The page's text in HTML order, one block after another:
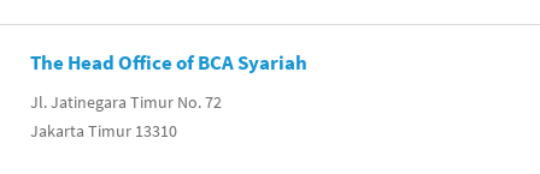
The Head Office of BCA Syariah
Jl. Jatinegara Timur No. 72
Jakarta Timur 13310